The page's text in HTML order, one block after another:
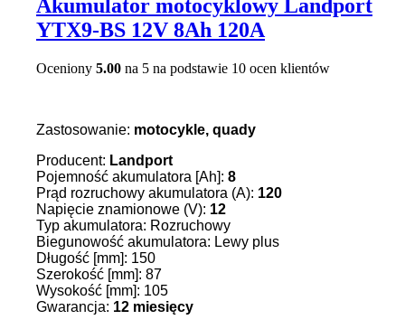
Akumulator motocyklowy Landport
YTX9-BS 12V 8Ah 120A
Oceniony 5.00 na 5 na podstawie 10 ocen klientów
Zastosowanie: motocykle, quady
Producent: Landport
Pojemność akumulatora [Ah]: 8
Prąd rozruchowy akumulatora (A): 120
Napięcie znamionowe (V): 12
Typ akumulatora: Rozruchowy
Biegunowość akumulatora: Lewy plus
Długość [mm]: 150
Szerokość [mm]: 87
Wysokość [mm]: 105
Gwarancja: 12 miesięcy